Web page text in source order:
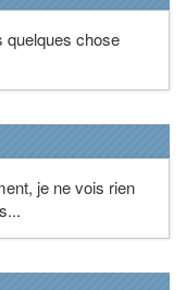
quelques chose
je ne vois rien